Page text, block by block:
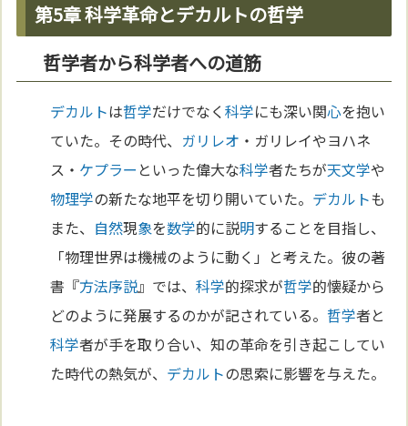
第5章 科学革命とデカルトの哲学
哲学者から科学者への道筋
デカルトは哲学だけでなく科学にも深い関心を抱い
ていた。その時代、 ガリレオ ・ガリレイやヨハネ
ス・ ケプラー といった偉大な科学者たちが天文学や
物理学の新たな地平を切り開いていた。 デカルトも
また、 自然現象を数学的に説明することを目指し、
「物理世界は機械のように動く」と考えた。彼の著
書『方法序説』では、科学的探求が哲学的懐疑から
どのように発展するのかが記されている。 哲学者と
科学者が手を取り合い、知の革命を引き起こしてい
た時代の熱気が、 デカルトの思索に影響を与えた。